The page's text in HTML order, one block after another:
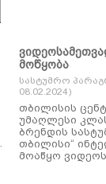
მოწყობა
სასტუმრო
08.02.2024)
თბილისის
უმაღლესი
ბრენდის
თბილისი“
მოაწყო